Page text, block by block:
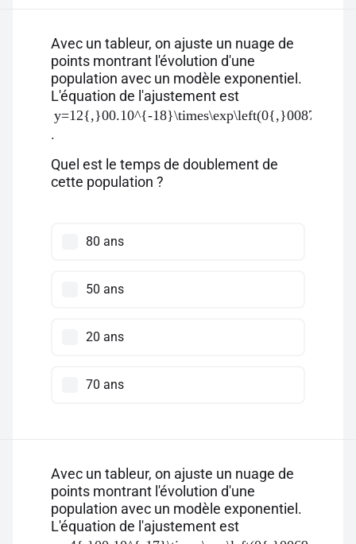
Avec un tableur, on ajuste un nuage de
points montrant l'évolution d'une
population avec un modèle exponentiel.
L'équation de l'ajustement est
y=12{,}00.10^{-18}\times\exp\left(0{,}0087
.
Quel est le temps de doublement de
cette population ?
80 ans
50 ans
20 ans
70 ans
Avec un tableur, on ajuste un nuage de
points montrant l'évolution d'une
population avec un modèle exponentiel.
L'équation de l'ajustement est